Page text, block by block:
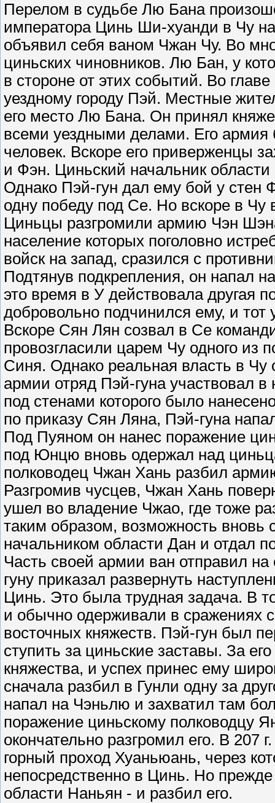
Перелом в судьбе Лю Бана
императора Цинь Ши-хуанди в Чу
объявил себя ваном Чжан Чу. Во
циньских чиновников. Лю Бан, у
в стороне от этих событий. Во
уездному городу Пэй. Местные
его место Лю Бана. Он принял
всеми уездными делами. Его армия
человек. Вскоре его приверженцы
и Фэн. Циньский начальник
Однако Пэй-гун дал ему бой у стен
одну победу под Се. Но вскоре в Чу
Циньцы разгромили армию Чэн
население которых поголовно
войск на запад, сразился с
Подтянув подкрепления, он напал
это время в У действовала другая
добровольно подчинился ему, и
Вскоре Сян Лян созвал в Се
провозгласили царем Чу одного из
Синя. Однако реальная власть в Чу
армии отряд Пэй-гуна участвовал
под стенами которого было
по приказу Сян Ляна, Пэй-гуна
Под Пуяном он нанес поражение
под Юнцю вновь одержал над
полководец Чжан Хань разбил
Разгромив чусцев, Чжан Хань
ушел во владение Чжао, где тоже
таким образом, возможность вновь
начальником области Дан и отдал
Часть своей армии ван отправил
гуну приказал развернуть
Цинь. Это была трудная задача. В
и обычно одерживали в сражениях
восточных княжеств. Пэй-гун был
ступить за циньские заставы. За
княжества, и успех принес ему
сначала разбил в Гунли одну за
напал на Чэньлю и захватил там
поражение циньскому полководцу
окончательно разгромил его. В 207
горный проход Хуаньюань, через
непосредственно в Цинь. Но
области Наньян - и разбил его.